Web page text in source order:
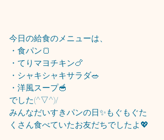
今日の給食のメニューは、
・食パン🍞
・てりマヨチキン🍗
・シャキシャキサラダ🥗
・洋風スープ🥣
でした(^▽^)/
みんなだいすきパンの日✨もぐもぐた
くさん食べていたお友だちでしたよ💖